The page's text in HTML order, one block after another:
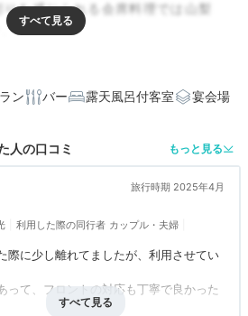
を感じられる会席料理では山梨
すめの３つのポイント
呂付き客室もあり。和情緒あふれる
会席料理。何度も訪れたい季節に合
を堪能。開放的に過ごせる露天風呂も
ン バー 露天風呂付客室
宴会場
人の口コミ もっと見る
旅行時期 2025年4月
利用した際の同行者 カップル・夫婦
際に少し離れてましたが、利用させてい
って、フロントの対応も丁寧で良かった